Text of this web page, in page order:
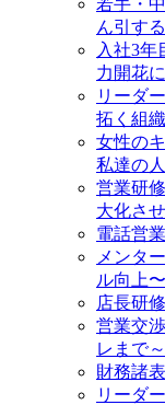
ん引す
入社3
力開花
リーダ
拓く組
女性の
私達の
営業研
大化さ
電話営
メンタ
ル向上〜
店長研修
営業交
レまで～
財務諸
リーダ